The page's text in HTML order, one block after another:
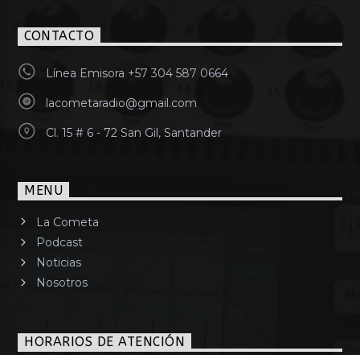
CONTACTO
Línea Emisora +57 304 587 0664
lacometaradio@gmail.com
Cl. 15 # 6 - 72 San Gil, Santander
MENU
La Cometa
Podcast
Noticias
Nosotros
HORARIOS DE ATENCIÓN